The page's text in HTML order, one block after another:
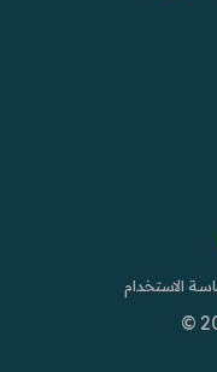
الاستخدام
©